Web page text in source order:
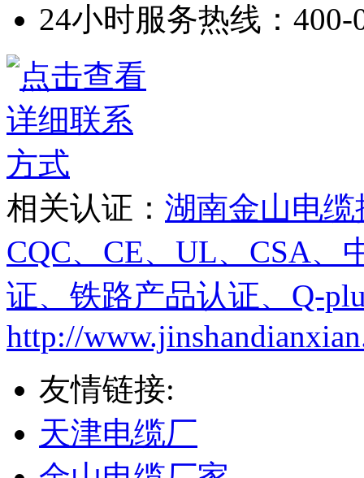
24小时服务热线：400-
相关认证： 湖南金山电
CQC、CE、UL、CSA、
证、铁路产品认证、Q-
http://
友情链接:
天津电缆厂